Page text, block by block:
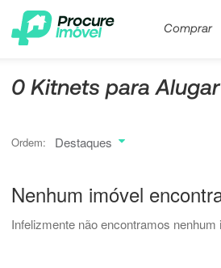
Comprar
0 Kitnets para
Ordem: Destaques
Nenhum imóvel
Infelizmente não encontramos